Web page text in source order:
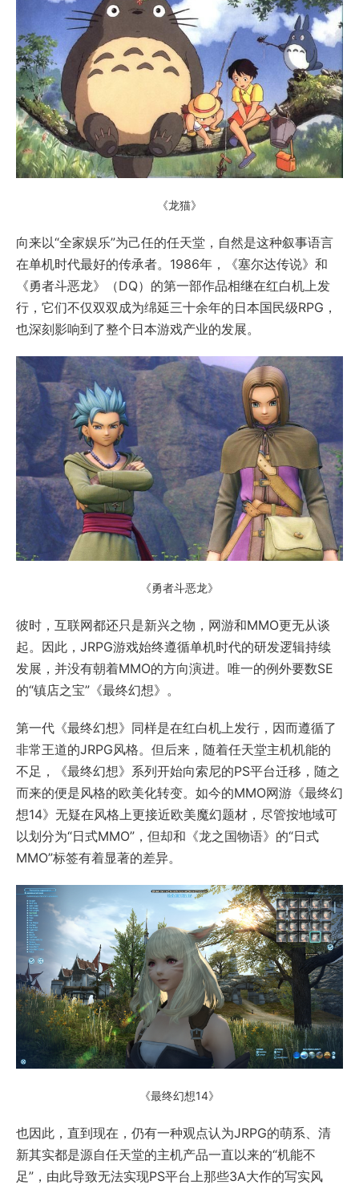
《龙猫》
向来以“全家娱乐”为己任的任天堂，自然是这种叙事语言
在单机时代最好的传承者。1986年，《塞尔达传说》和
《勇者斗恶龙》（DQ）的第一部作品相继在红白机上发
行，它们不仅双双成为绵延三十余年的日本国民级RPG，
也深刻影响到了整个日本游戏产业的发展。
《勇者斗恶龙》
彼时，互联网都还只是新兴之物，网游和MMO更无从谈
起。因此，JRPG游戏始终遵循单机时代的研发逻辑持续
发展，并没有朝着MMO的方向演进。唯一的例外要数SE
的“镇店之宝”《最终幻想》。
第一代《最终幻想》同样是在红白机上发行，因而遵循了
非常王道的JRPG风格。但后来，随着任天堂主机机能的
不足，《最终幻想》系列开始向索尼的PS平台迁移，随之
而来的便是风格的欧美化转变。如今的MMO网游《最终幻
想14》无疑在风格上更接近欧美魔幻题材，尽管按地域可
以划分为“日式MMO”，但却和《龙之国物语》的“日式
MMO”标签有着显著的差异。
《最终幻想14》
也因此，直到现在，仍有一种观点认为JRPG的萌系、清
新其实都是源自任天堂的主机产品一直以来的“机能不
足”，由此导致无法实现PS平台上那些3A大作的写实风